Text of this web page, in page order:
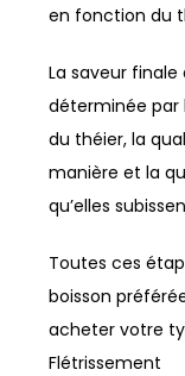
en fonction du
La saveur
déterminée par
du théier, la
manière et la
qu’elles
Toutes ces
boisson
acheter votre
Flétrissement